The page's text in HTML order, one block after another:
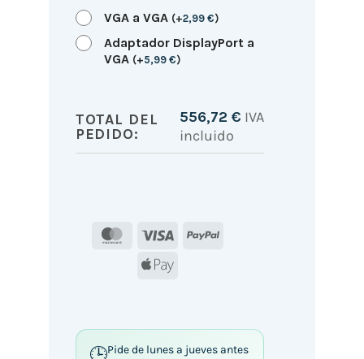
VGA a VGA (+2,99 €)
Adaptador DisplayPort a
VGA (+5,99 €)
TOTAL DEL
PEDIDO:
556,72 € IVA
incluido
MasterCard
Visa
PayPal
Apple
Pide de lunes a jueves antes